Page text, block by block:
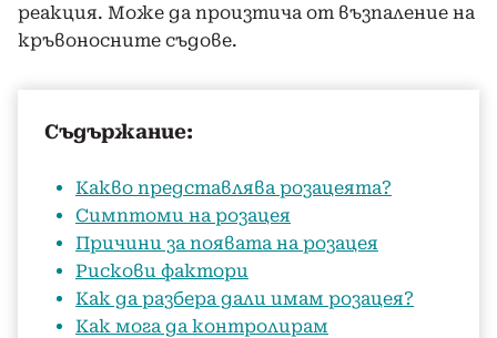
реакция. Може да произтича от възпаление на
кръвоносните съдове.
Съдържание:
Какво представлява розацеята?
Симптоми на розацея
Причини за появата на розацея
Рискови фактори
Как да разбера дали имам розацея?
Как мога да контролирам